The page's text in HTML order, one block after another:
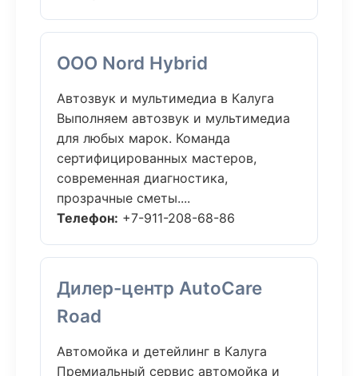
ООО Nord Hybrid
Автозвук и мультимедиа в Калуга
Выполняем автозвук и мультимедиа
для любых марок. Команда
сертифицированных мастеров,
современная диагностика,
прозрачные сметы....
Телефон: +7-911-208-68-86
Дилер-центр AutoCare
Road
Автомойка и детейлинг в Калуга
Премиальный сервис автомойка и